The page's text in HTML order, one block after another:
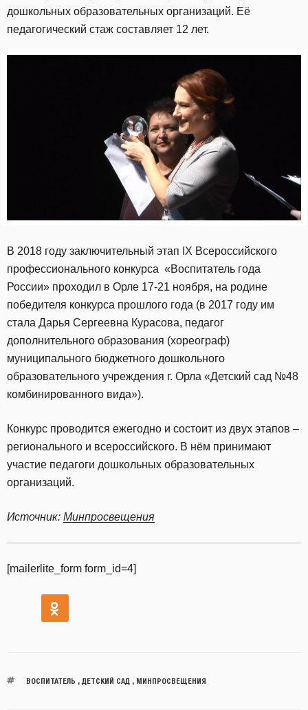
дошкольных образовательных организаций. Её
педагогический стаж составляет 12 лет.
В 2018 году заключительный этап IX Всероссийского
профессионального конкурса «Воспитатель года
России» проходил в Орле 17-21 ноября, на родине
победителя конкурса прошлого года (в 2017 году им
стала Дарья Сергеевна Курасова, педагог
дополнительного образования (хореограф)
муниципального бюджетного дошкольного
образовательного учреждения г. Орла «Детский сад №48
комбинированного вида»).
Конкурс проводится ежегодно и состоит из двух этапов –
регионального и всероссийского. В нём принимают
участие педагоги дошкольных образовательных
организаций.
Источник: Минпросвещения
[mailerlite_form form_id=4]
ВОСПИТАТЕЛЬ , ДЕТСКИЙ САД , МИНПРОСВЕЩЕНИЯ